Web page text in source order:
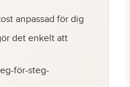
anpassad för dig
det enkelt att
för-steg-